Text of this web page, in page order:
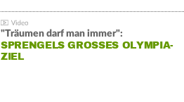
"Träumen darf man immer":
SPRENGELS GROSSES OLYMPIA-Z
IEL